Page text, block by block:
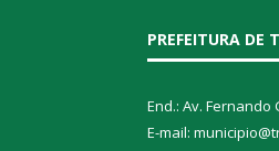
PREFEITURA DE
End.: Av. Fernando
E-mail: